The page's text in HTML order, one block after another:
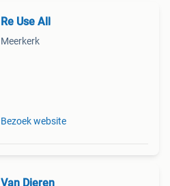
Re Use All
Meerkerk
Bezoek website
Van Dieren